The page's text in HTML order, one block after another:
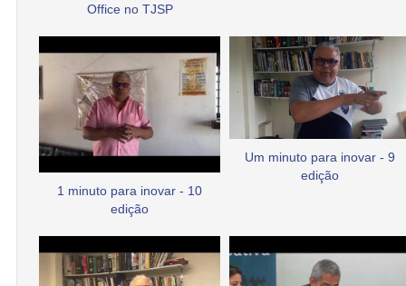
Office no TJSP
1 minuto para inovar - 10
edição
Um minuto para inovar - 9
edição